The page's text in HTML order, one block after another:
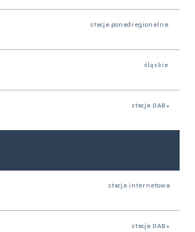
stacja ponadregionalna
śląskie
stacja DAB+
stacja internetowa
stacja DAB+